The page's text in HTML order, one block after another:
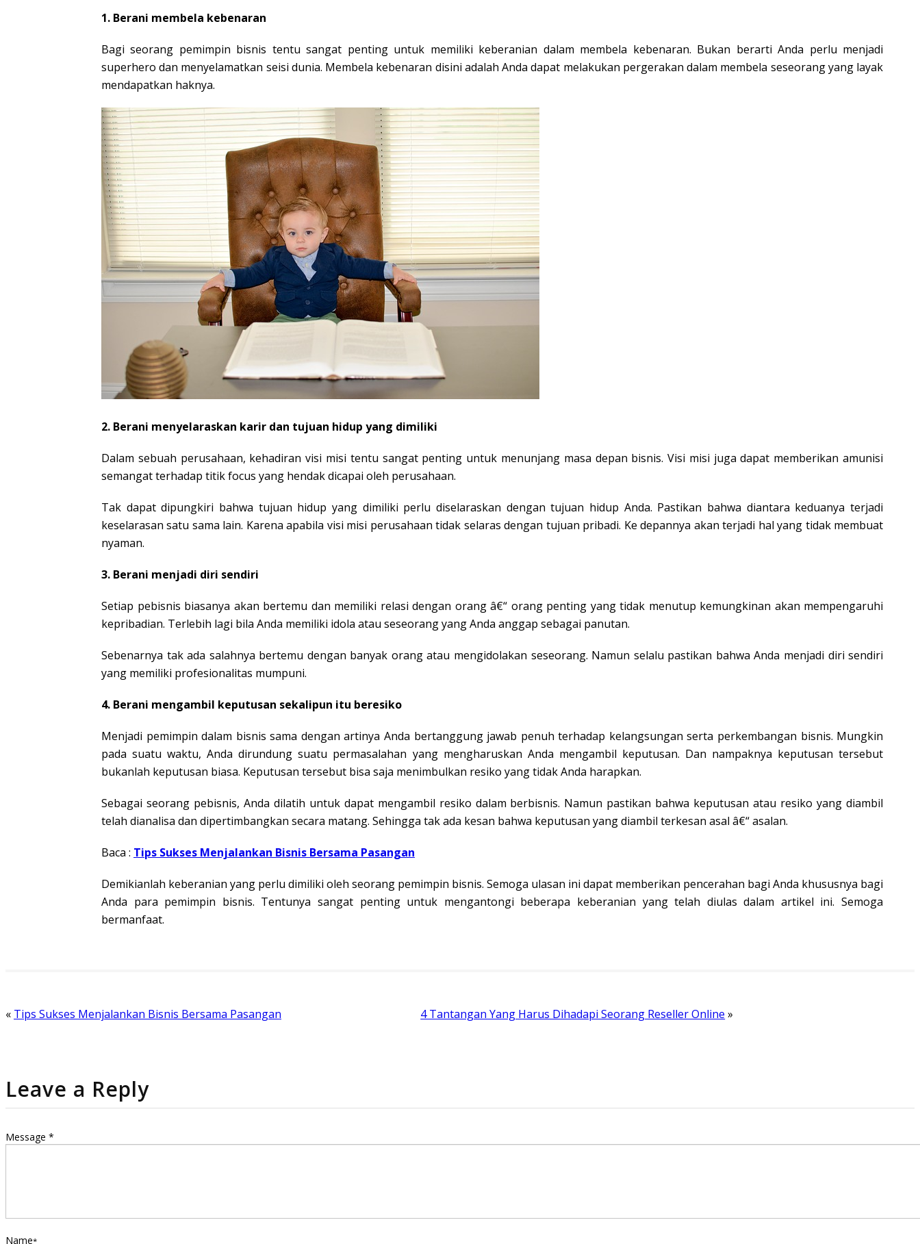
1. Berani membela kebenaran
Bagi seorang pemimpin bisnis tentu sangat penting untuk memiliki keberanian dalam membela kebenaran. Bukan berarti Anda perlu menjadi
superhero dan menyelamatkan seisi dunia. Membela kebenaran disini adalah Anda dapat melakukan pergerakan dalam membela seseorang yang layak
mendapatkan haknya.
2. Berani menyelaraskan karir dan tujuan hidup yang dimiliki
Dalam sebuah perusahaan, kehadiran visi misi tentu sangat penting untuk menunjang masa depan bisnis. Visi misi juga dapat memberikan amunisi
semangat terhadap titik focus yang hendak dicapai oleh perusahaan.
Tak dapat dipungkiri bahwa tujuan hidup yang dimiliki perlu diselaraskan dengan tujuan hidup Anda. Pastikan bahwa diantara keduanya terjadi
keselarasan satu sama lain. Karena apabila visi misi perusahaan tidak selaras dengan tujuan pribadi. Ke depannya akan terjadi hal yang tidak membuat
nyaman.
3. Berani menjadi diri sendiri
Setiap pebisnis biasanya akan bertemu dan memiliki relasi dengan orang â€“ orang penting yang tidak menutup kemungkinan akan mempengaruhi
kepribadian. Terlebih lagi bila Anda memiliki idola atau seseorang yang Anda anggap sebagai panutan.
Sebenarnya tak ada salahnya bertemu dengan banyak orang atau mengidolakan seseorang. Namun selalu pastikan bahwa Anda menjadi diri sendiri
yang memiliki profesionalitas mumpuni.
4. Berani mengambil keputusan sekalipun itu beresiko
Menjadi pemimpin dalam bisnis sama dengan artinya Anda bertanggung jawab penuh terhadap kelangsungan serta perkembangan bisnis. Mungkin
pada suatu waktu, Anda dirundung suatu permasalahan yang mengharuskan Anda mengambil keputusan. Dan nampaknya keputusan tersebut
bukanlah keputusan biasa. Keputusan tersebut bisa saja menimbulkan resiko yang tidak Anda harapkan.
Sebagai seorang pebisnis, Anda dilatih untuk dapat mengambil resiko dalam berbisnis. Namun pastikan bahwa keputusan atau resiko yang diambil
telah dianalisa dan dipertimbangkan secara matang. Sehingga tak ada kesan bahwa keputusan yang diambil terkesan asal â€“ asalan.
Baca : Tips Sukses Menjalankan Bisnis Bersama Pasangan
Demikianlah keberanian yang perlu dimiliki oleh seorang pemimpin bisnis. Semoga ulasan ini dapat memberikan pencerahan bagi Anda khususnya bagi
Anda para pemimpin bisnis. Tentunya sangat penting untuk mengantongi beberapa keberanian yang telah diulas dalam artikel ini. Semoga
bermanfaat.
« Tips Sukses Menjalankan Bisnis Bersama Pasangan 4 Tantangan Yang Harus Dihadapi Seorang Reseller Online »
Leave a Reply
Message *
Name*